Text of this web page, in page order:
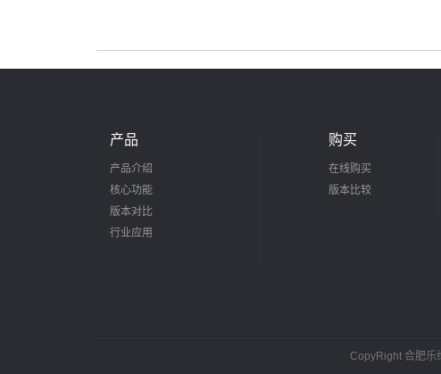
产品
产品介绍
核心功能
版本对比
行业应用
购买
在线购买
版本比较
CopyRight 合肥乐